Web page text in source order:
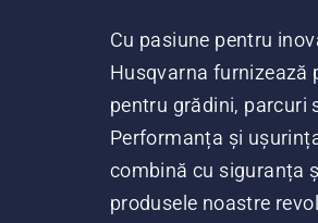
Cu pasiune pentru
Husqvarna furnizează
pentru grădini, parcuri
Performanța și
combină cu siguranța
produsele noastre